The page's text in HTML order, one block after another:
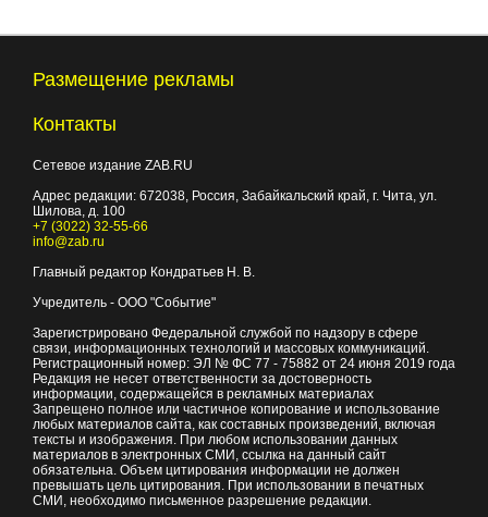
Размещение рекламы
Контакты
Сетевое издание ZAB.RU
Адрес редакции: 672038, Россия, Забайкальский край, г. Чита, ул.
Шилова, д. 100
+7 (3022) 32-55-66
info@zab.ru
Главный редактор Кондратьев Н. В.
Учредитель - ООО "Событие"
Зарегистрировано Федеральной службой по надзору в сфере
связи, информационных технологий и массовых коммуникаций.
Регистрационный номер: ЭЛ № ФС 77 - 75882 от 24 июня 2019 года
Редакция не несет ответственности за достоверность
информации, содержащейся в рекламных материалах
Запрещено полное или частичное копирование и использование
любых материалов сайта, как составных произведений, включая
тексты и изображения. При любом использовании данных
материалов в электронных СМИ, ссылка на данный сайт
обязательна. Объем цитирования информации не должен
превышать цель цитирования. При использовании в печатных
СМИ, необходимо письменное разрешение редакции.